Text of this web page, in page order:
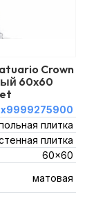
Crown
60x60
х9999275900
плитка
плитка
60x60
матовая